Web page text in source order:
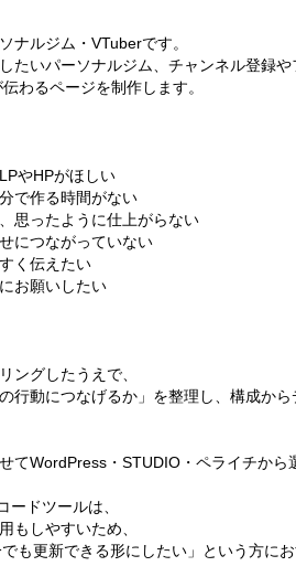
ナルジム・VTuberです。
たいパーソナルジム、チャンネル登録
わるページを制作します。
やHPがほしい
で作る時間がない
思ったように仕上がらない
につながっていない
く伝えたい
お願いしたい
ングしたうえで、
行動につなげるか」を整理し、構成か
てWordPress・STUDIO・ペライチから
ドツールは、
もしやすいため、
も更新できる形にしたい」という方にお